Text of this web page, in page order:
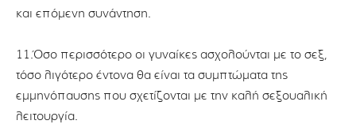
και επόμενη συνάντηση.
11.Όσο περισσότερο οι γυναίκες ασχολούνται με το σεξ,
τόσο λιγότερο έντονα θα είναι τα συμπτώματα της
εμμηνόπαυσης που σχετίζονται με την καλή σεξουαλική
λειτουργία.